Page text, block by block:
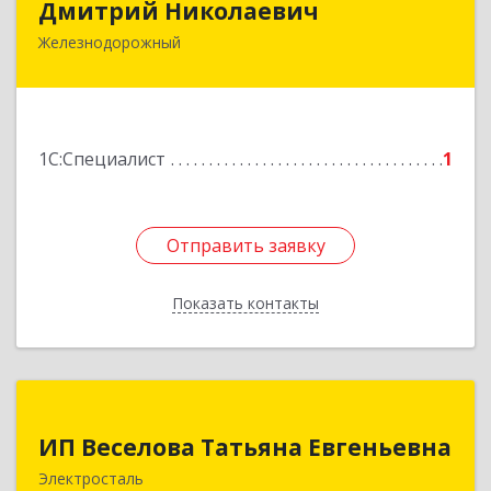
Дмитрий Николаевич
Железнодорожный
1С:Специалист 1
Отправить заявку
Показать контакты
143980, Московская обл, Железнодорожный г,
Отправить заявку
Назад
ИП Веселова Татьяна Евгеньевна
Электросталь